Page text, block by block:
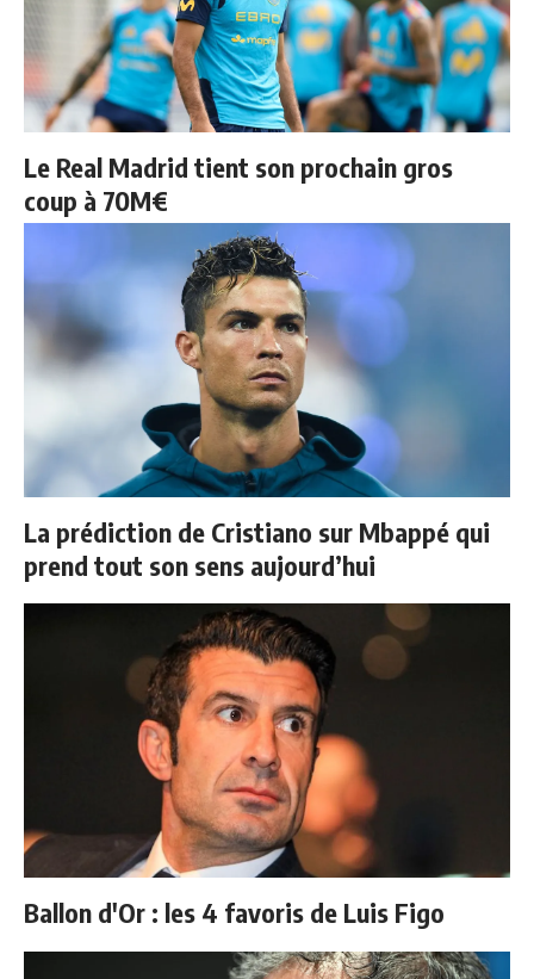
Le Real Madrid tient son prochain gros
coup à 70M€
La prédiction de Cristiano sur Mbappé qui
prend tout son sens aujourd’hui
Ballon d'Or : les 4 favoris de Luis Figo